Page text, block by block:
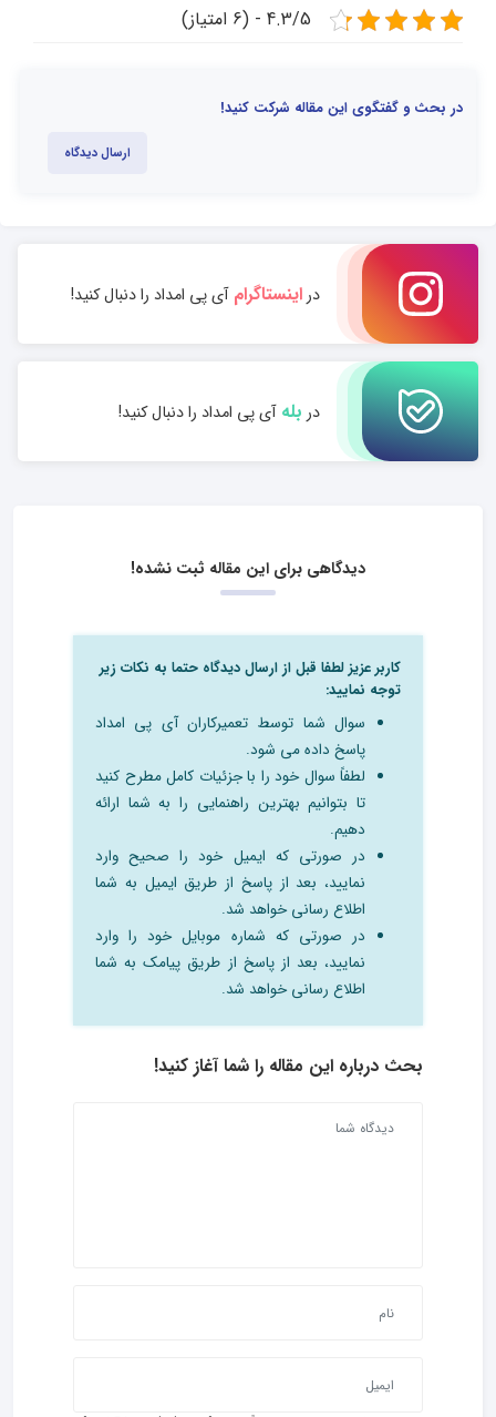
4.3/5 - (6 امتیاز)
در بحث و گفتگوی این مقاله شرکت کنید!
ارسال دیدگاه
دراینستاگرامآی پی امداد را دنبال کنید!
در بلهآی پی امداد را دنبال کنید!
دیدگاهی برای این مقاله ثبت نشده!
کاربر عزیز لطفا قبل از ارسال دیدگاه حتما به نکات زیر
توجه نمایید:
سوال شما توسط تعمیرکاران آی پی امداد
پاسخ داده می شود.
لطفاً سوال خود را با جزئیات کامل مطرح کنید
تا بتوانیم بهترین راهنمایی را به شما ارائه
دهیم.
در صورتی که ایمیل خود را صحیح وارد
نمایید، بعد از پاسخ از طریق ایمیل به شما
اطلاع رسانی خواهد شد.
در صورتی که شماره موبایل خود را وارد
نمایید، بعد از پاسخ از طریق پیامک به شما
اطلاع رسانی خواهد شد.
بحث درباره این مقاله را شما آغاز کنید!